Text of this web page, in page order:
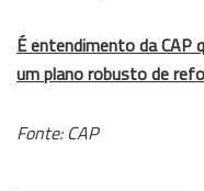
É entendimento da CAP
um plano robusto de
Fonte: CAP